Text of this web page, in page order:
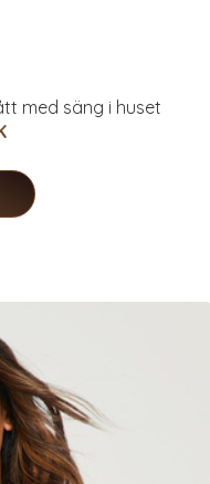
med säng i huset